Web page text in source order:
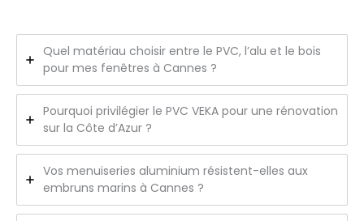
Quel matériau choisir entre le PVC, l’alu et le bois
pour mes fenêtres à Cannes ?
Pourquoi privilégier le PVC VEKA pour une rénovation
sur la Côte d’Azur ?
Vos menuiseries aluminium résistent-elles aux
embruns marins à Cannes ?